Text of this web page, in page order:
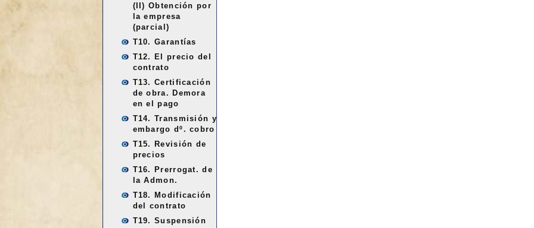
(II) Obtención por
la empresa
(parcial)
T10. Garantías
T12. El precio del
contrato
T13. Certificación
de obra. Demora
en el pago
T14. Transmisión y
embargo dº. cobro
T15. Revisión de
precios
T16. Prerrogat. de
la Admon.
T18. Modificación
del contrato
T19. Suspensión